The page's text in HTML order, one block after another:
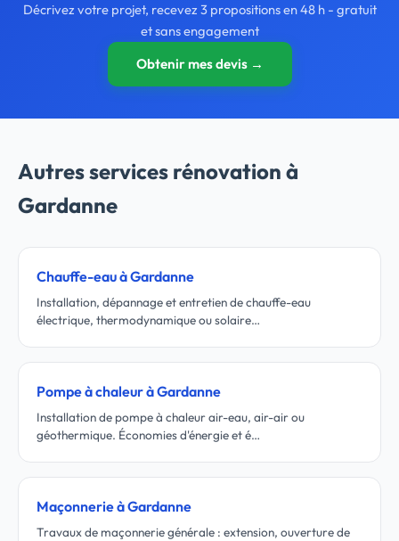
Décrivez votre projet, recevez 3 propositions en 48 h - gratuit
et sans engagement
Obtenir mes devis →
Autres services rénovation à
Gardanne
Chauffe-eau à Gardanne
Installation, dépannage et entretien de chauffe-eau
électrique, thermodynamique ou solaire…
Pompe à chaleur à Gardanne
Installation de pompe à chaleur air-eau, air-air ou
géothermique. Économies d'énergie et é…
Maçonnerie à Gardanne
Travaux de maçonnerie générale : extension, ouverture de